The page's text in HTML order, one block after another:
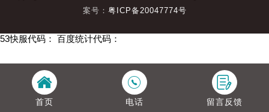
案号： 粤ICP备20047774号
首页 电话 留言反馈
53快服代码： 百度统计代码：